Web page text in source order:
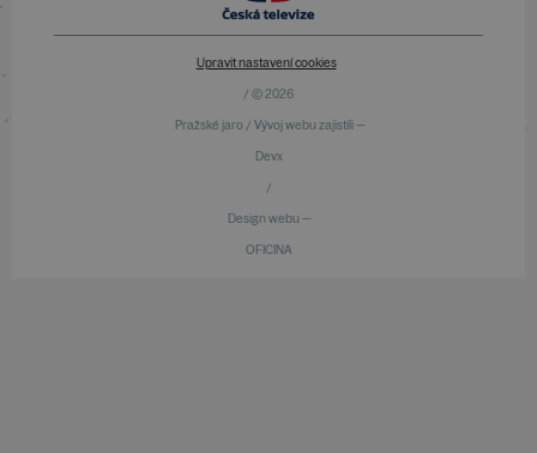
Upravit nastavení cookies
/ © 2026
Pražské jaro / Vývoj webu zajistili —
Devx
/
Design webu —
OFICINA